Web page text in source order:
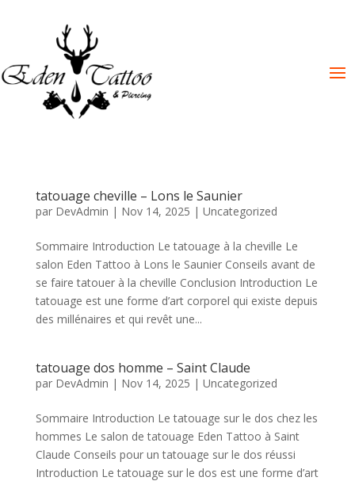
tatouage cheville – Lons le Saunier
par DevAdmin | Nov 14, 2025 | Uncategorized
Sommaire Introduction Le tatouage à la cheville Le
salon Eden Tattoo à Lons le Saunier Conseils avant de
se faire tatouer à la cheville Conclusion Introduction Le
tatouage est une forme d’art corporel qui existe depuis
des millénaires et qui revêt une...
tatouage dos homme – Saint Claude
par DevAdmin | Nov 14, 2025 | Uncategorized
Sommaire Introduction Le tatouage sur le dos chez les
hommes Le salon de tatouage Eden Tattoo à Saint
Claude Conseils pour un tatouage sur le dos réussi
Introduction Le tatouage sur le dos est une forme d’art